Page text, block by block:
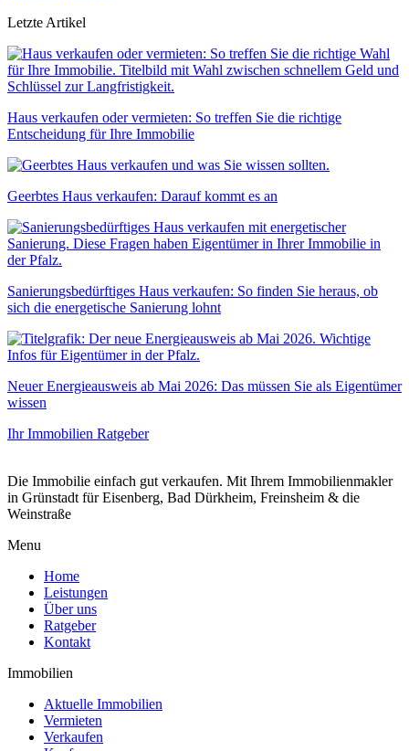
Letzte Artikel
Haus verkaufen oder vermieten: So treffen Sie die richtige
Entscheidung für Ihre Immobilie
Geerbtes Haus verkaufen: Darauf kommt es an
Sanierungsbedürftiges Haus verkaufen: So finden Sie heraus, ob
sich die energetische Sanierung lohnt
Neuer Energieausweis ab Mai 2026: Das müssen Sie als Eigentümer
wissen
Ihr Immobilien Ratgeber
Die Immobilie einfach gut verkaufen. Mit Ihrem Immobilienmakler
in Grünstadt für Eisenberg, Bad Dürkheim, Freinsheim & die
Weinstraße
Menu
Home
Leistungen
Über uns
Ratgeber
Kontakt
Immobilien
Aktuelle Immobilien
Vermieten
Verkaufen